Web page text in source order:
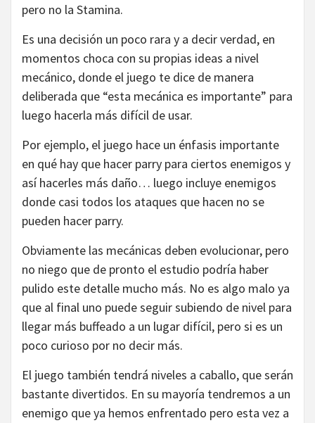
pero no la Stamina.
Es una decisión un poco rara y a decir verdad, en
momentos choca con su propias ideas a nivel
mecánico, donde el juego te dice de manera
deliberada que “esta mecánica es importante” para
luego hacerla más difícil de usar.
Por ejemplo, el juego hace un énfasis importante
en qué hay que hacer parry para ciertos enemigos y
así hacerles más daño… luego incluye enemigos
donde casi todos los ataques que hacen no se
pueden hacer parry.
Obviamente las mecánicas deben evolucionar, pero
no niego que de pronto el estudio podría haber
pulido este detalle mucho más. No es algo malo ya
que al final uno puede seguir subiendo de nivel para
llegar más buffeado a un lugar difícil, pero si es un
poco curioso por no decir más.
El juego también tendrá niveles a caballo, que serán
bastante divertidos. En su mayoría tendremos a un
enemigo que ya hemos enfrentado pero esta vez a